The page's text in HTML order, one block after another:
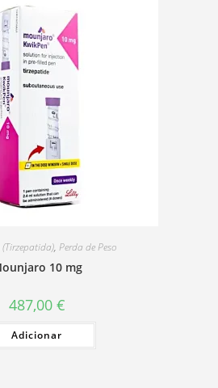
, Perda de Peso
10 mg
487,00 €
Adicionar